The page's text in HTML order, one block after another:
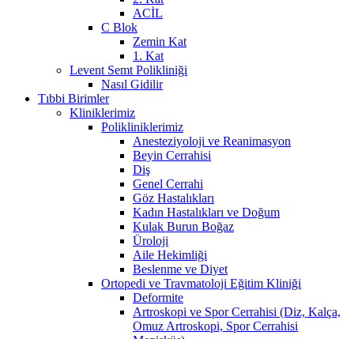
ACİL
C Blok
Zemin Kat
1. Kat
Levent Semt Polikliniği
Nasıl Gidilir
Tıbbi Birimler
Kliniklerimiz
Polikliniklerimiz
Anesteziyoloji ve Reanimasyon
Beyin Cerrahisi
Diş
Genel Cerrahi
Göz Hastalıkları
Kadın Hastalıkları ve Doğum
Kulak Burun Boğaz
Üroloji
Aile Hekimliği
Beslenme ve Diyet
Ortopedi ve Travmatoloji Eğitim Kliniği
Deformite
Artroskopi ve Spor Cerrahisi (Diz, Kalça,
Omuz Artroskopi, Spor Cerrahisi